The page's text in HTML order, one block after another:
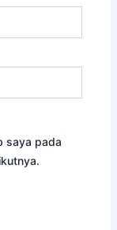
saya pada